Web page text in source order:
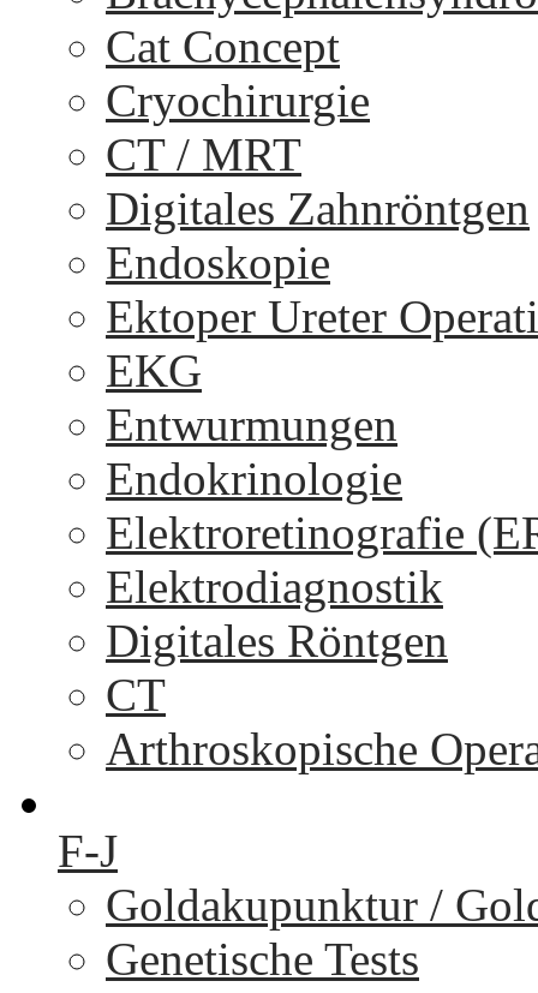
Cat Concept
Cryochirurgie
CT / MRT
Digitales Zahnröntgen
Endoskopie
Ektoper Ureter
EKG
Entwurmungen
Endokrinologie
Elektroretinografie
Elektrodiagnostik
Digitales Röntgen
CT
Arthroskopische
F-J
Goldakupunktur /
Genetische Tests